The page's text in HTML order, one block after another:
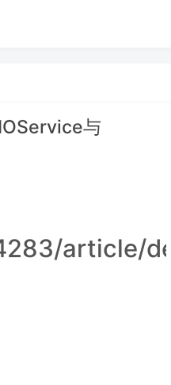
与
article/